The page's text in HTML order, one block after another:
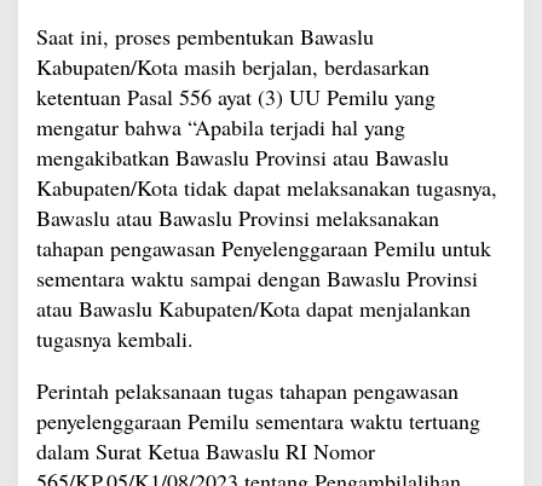
Saat ini, proses pembentukan Bawaslu
Kabupaten/Kota masih berjalan, berdasarkan
ketentuan Pasal 556 ayat (3) UU Pemilu yang
mengatur bahwa “Apabila terjadi hal yang
mengakibatkan Bawaslu Provinsi atau Bawaslu
Kabupaten/Kota tidak dapat melaksanakan tugasnya,
Bawaslu atau Bawaslu Provinsi melaksanakan
tahapan pengawasan Penyelenggaraan Pemilu untuk
sementara waktu sampai dengan Bawaslu Provinsi
atau Bawaslu Kabupaten/Kota dapat menjalankan
tugasnya kembali.
Perintah pelaksanaan tugas tahapan pengawasan
penyelenggaraan Pemilu sementara waktu tertuang
dalam Surat Ketua Bawaslu RI Nomor